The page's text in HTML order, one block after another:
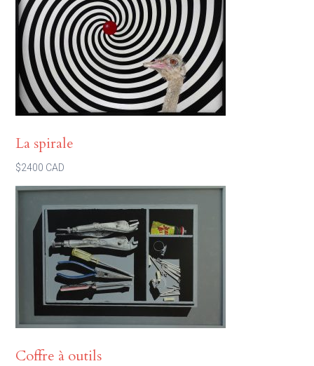
La spirale
$2400 CAD
Coffre à outils